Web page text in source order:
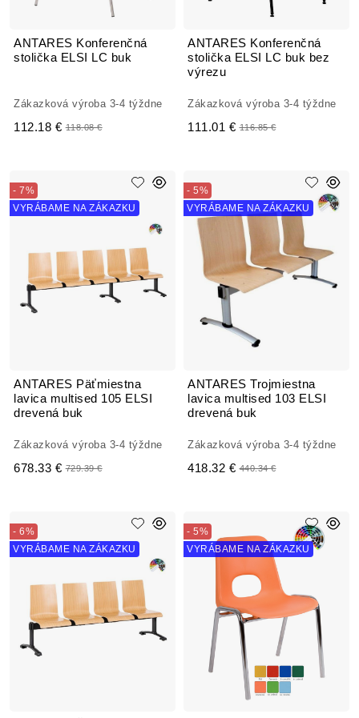
ANTARES Konferenčná
stolička ELSI LC buk
Zákazková výroba 3-4 týždne
112.18 € 118.08 €
ANTARES Konferenčná
stolička ELSI LC buk bez
výrezu
Zákazková výroba 3-4 týždne
111.01 € 116.85 €
ANTARES Päťmiestna
lavica multised 105 ELSI
drevená buk
- 7%
VYRÁBAME NA ZÁKAZKU
Zákazková výroba 3-4 týždne
678.33 € 729.39 €
ANTARES Trojmiestna
lavica multised 103 ELSI
drevená buk
- 5%
VYRÁBAME NA ZÁKAZKU
Zákazková výroba 3-4 týždne
418.32 € 440.34 €
- 6%
VYRÁBAME NA ZÁKAZKU
- 5%
VYRÁBAME NA ZÁKAZKU